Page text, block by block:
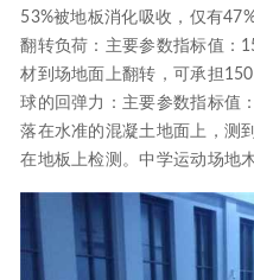
53%被地板消化吸收，仅有
翻转负荷：主要参数指标值：
材到场地面上翻转，可承担
球的回弹力：主要参数指标值
落在水准的混凝土地面上，测
在地板上检测。中学运动场地